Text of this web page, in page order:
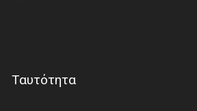
Ταυτότητα